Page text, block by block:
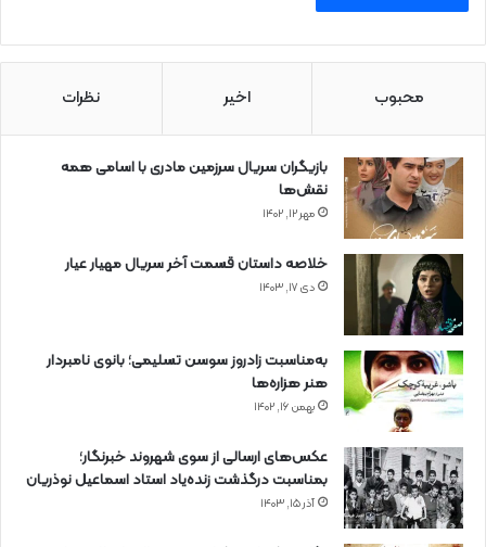
محبوب اخیر نظرات
بازیگران سریال سرزمین مادری با اسامی همه
نقش‌ها
مهر ۱۲, ۱۴۰۲
خلاصه داستان قسمت آخر سریال مهیار عیار
دی ۱۷, ۱۴۰۳
به‌مناسبت زادروز سوسن تسلیمی؛ بانوی نامبردار
هنر هزاره‌ها
بهمن ۱۶, ۱۴۰۲
عکس‌های ارسالی از سوی شهروند خبرنگار؛
بمناسبت درگذشت زنده‌یاد استاد اسماعیل نوذریان
آذر ۱۵, ۱۴۰۳